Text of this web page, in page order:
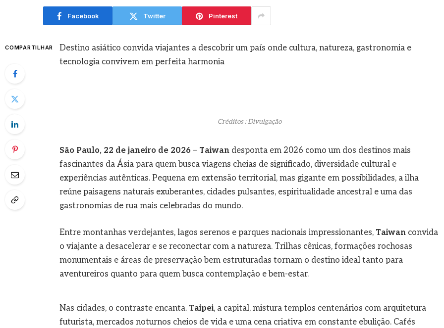
Facebook Twitter Pinterest
COMPARTILHAR
Destino asiático convida viajantes a descobrir um país onde cultura, natureza, gastronomia e
tecnologia convivem em perfeita harmonia
Créditos : Divulgação
São Paulo, 22 de janeiro de 2026– Taiwandesponta em 2026 como um dos destinos mais
fascinantes da Ásia para quem busca viagens cheias de significado, diversidade cultural e
experiências autênticas. Pequena em extensão territorial, mas gigante em possibilidades, a ilha
reúne paisagens naturais exuberantes, cidades pulsantes, espiritualidade ancestral e uma das
gastronomias de rua mais celebradas do mundo.
Entre montanhas verdejantes, lagos serenos e parques nacionais impressionantes, Taiwanconvida
o viajante a desacelerar e se reconectar com a natureza. Trilhas cênicas, formações rochosas
monumentais e áreas de preservação bem estruturadas tornam o destino ideal tanto para
aventureiros quanto para quem busca contemplação e bem-estar.
Nas cidades, o contraste encanta. Taipei, a capital, mistura templos centenários com arquitetura
futurista, mercados noturnos cheios de vida e uma cena criativa em constante ebulição. Cafés
agosto 5, 2026